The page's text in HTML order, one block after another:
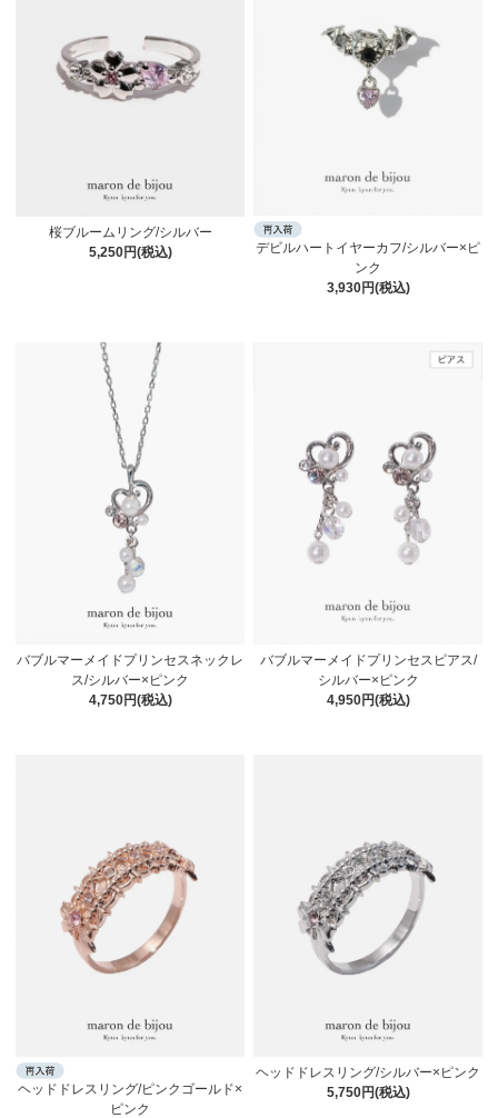
桜ブルームリング/シルバー
5,250円(税込)
デビルハートイヤーカフ/シルバー×ピ
ンク
3,930円(税込)
バブルマーメイドプリンセスネックレ
ス/シルバー×ピンク
4,750円(税込)
バブルマーメイドプリンセスピアス/
シルバー×ピンク
4,950円(税込)
ヘッドドレスリング/ピンクゴールド×
ピンク
ヘッドドレスリング/シルバー×ピンク
5,750円(税込)